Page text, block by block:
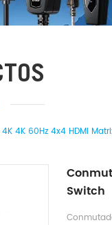
4K 60Hz 4x4 HDMI
Switch